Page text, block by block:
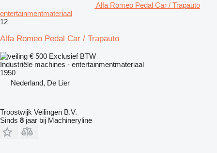
Alfa Romeo Pedal Car / Trapauto
entertainmentmateriaal
12
Alfa Romeo Pedal Car / Trapauto
€ 500 Exclusief BTW
Industriële machines - entertainmentmateriaal
1950
Nederland, De Lier
Troostwijk Veilingen B.V.
Sinds 8 jaar bij Machineryline